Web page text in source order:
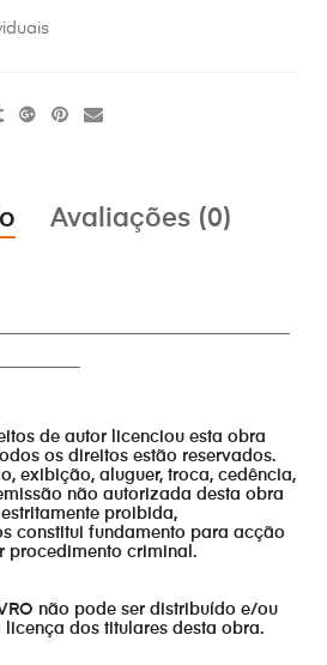
Avaliações (0)
de autor licenciou esta obra
os direitos estão reservados.
exibição, aluguer, troca, cedência,
não autorizada desta obra
proibida,
constitui fundamento para acção
procedimento criminal.
não pode ser distribuído e/ou
dos titulares desta obra.